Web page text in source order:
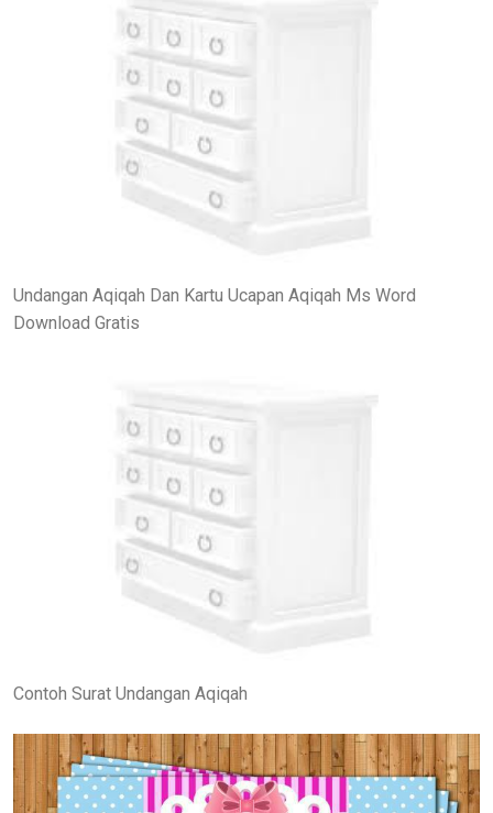
Undangan Aqiqah Dan Kartu Ucapan Aqiqah Ms Word
Download Gratis
Contoh Surat Undangan Aqiqah